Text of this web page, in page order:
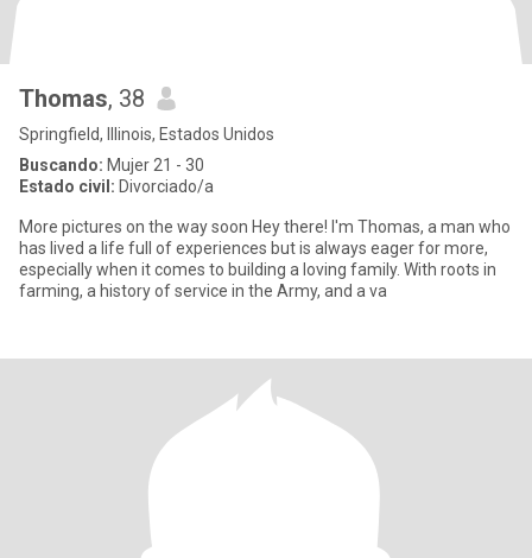
Thomas, 38
Springfield, Illinois, Estados Unidos
Buscando: Mujer 21 - 30
Estado civil: Divorciado/a
More pictures on the way soon Hey there! I'm Thomas, a man who
has lived a life full of experiences but is always eager for more,
especially when it comes to building a loving family. With roots in
farming, a history of service in the Army, and a va